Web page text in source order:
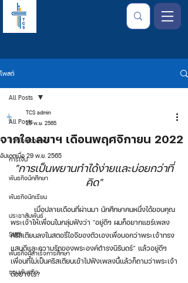
โพสต์
All Posts
จากใจเลขาธิการ
การเงิน
พันธกิจนักศึกษา
พันธกิจนักเรียน
ประชาสัมพันธ์
Staff
พันธกิจผู้สำเร็จการศึกษา
รวมพันธกิจ
All Posts
จากใจเลขาฯ เดือนพฤศจิกายน 2022
TCS admin
25 พ.ย. 2565
อัปเดตเมื่อ 29 พ.ย. 2565
"การเป็นพยานทำได้ง่ายและบ่อยกว่าที่
คิด"
พระเจ้าให้เพื่อนในกลุ่มฟังว่า "อยู่ดีๆ ผมก็อยากแชร์เพลง
คริสเตียนลงในสตอรี่ไอจีของตัวเองเพื่อบอกว่าพระเจ้าทรง
แสนดีและความรักของพระองค์ดำรงนิรันดร์” แล้วอยู่ดีๆ
เพื่อนที่ไม่เป็นคริสเตียนเข้าไปฟังเพลงนี้แล้วก็ถามว่าพระเจ้า
ดีอย่างไร?